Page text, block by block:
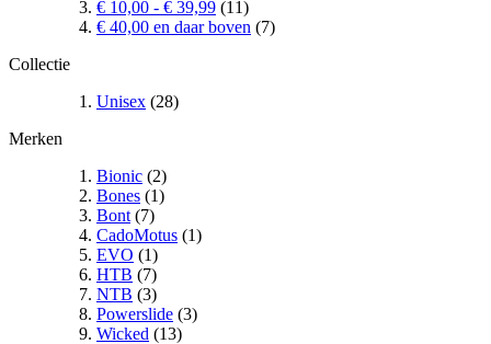
€ 10,00 - € 39,99 (11)
€ 40,00 en daar boven (7)
Collectie
Unisex (28)
Merken
Bionic (2)
Bones (1)
Bont (7)
CadoMotus (1)
EVO (1)
HTB (7)
NTB (3)
Powerslide (3)
Wicked (13)